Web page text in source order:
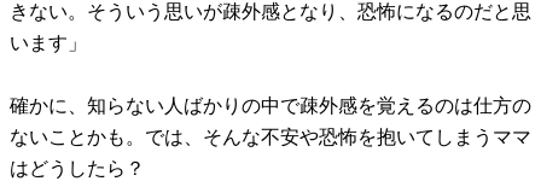
きない。そういう思いが疎外感となり、恐怖になるのだと思
います」
確かに、知らない人ばかりの中で疎外感を覚えるのは仕方の
ないことかも。では、そんな不安や恐怖を抱いてしまうママ
はどうしたら？